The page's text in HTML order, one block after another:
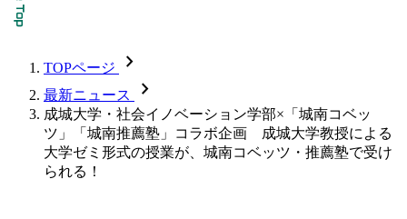
TOPページ chevron_forward
最新ニュース chevron_forward
成城大学・社会イノベーション学部×「城南コベッ
ツ」「城南推薦塾」コラボ企画 成城大学教授による
大学ゼミ形式の授業が、城南コベッツ・推薦塾で受け
られる！